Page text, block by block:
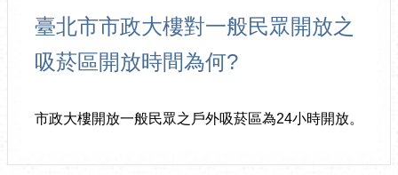
臺北市市政大樓對一般民眾開放之
吸菸區開放時間為何?
市政大樓開放一般民眾之戶外吸菸區為24小時開放。